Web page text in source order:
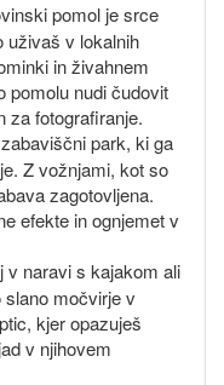
pomol je srce
uživaš v lokalnih
in živahnem
pomolu nudi čudovit
za fotografiranje.
park, ki ga
Z vožnjami, kot so
zagotovljena.
efekte in ognjemet v
v naravi s kajakom ali
močvirje v
kjer opazuješ
v njihovem